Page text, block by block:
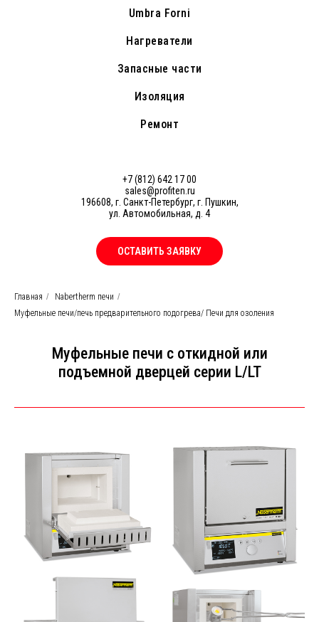
Umbra Forni
Нагреватели
Запасные части
Изоляция
Ремонт
+7 (812) 642 17 00
sales@profiten.ru
196608, г. Санкт-Петербург, г. Пушкин,
ул. Автомобильная, д. 4
ОСТАВИТЬ ЗАЯВКУ
Главная / Nabertherm печи /
Муфельные печи/печь предварительного подогрева/ Печи для озоления
Муфельные печи с откидной или
подъемной дверцей серии L/LT